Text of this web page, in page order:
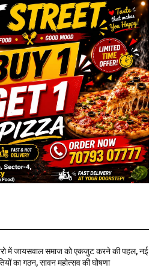
में जायसवाल समाज को एकजुट करने की पहल, नई
का गठन, सावन महोत्सव की घोषणा